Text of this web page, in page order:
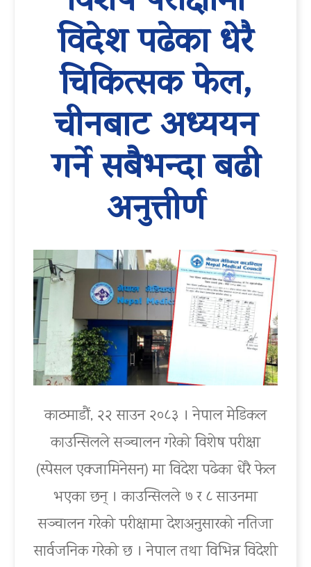
विदेश पढेका धेरै
चिकित्सक फेल,
चीनबाट अध्ययन
गर्ने सबैभन्दा बढी
अनुत्तीर्ण
काठमाडौं, २२ साउन २०८३ । नेपाल मेडिकल
काउन्सिलले सञ्चालन गरेको विशेष परीक्षा
(स्पेसल एक्जामिनेसन) मा विदेश पढेका धेरै फेल
भएका छन् । काउन्सिलले ७ र ८ साउनमा
सञ्चालन गरेको परीक्षामा देशअनुसारको नतिजा
सार्वजनिक गरेको छ । नेपाल तथा विभिन्न विदेशी